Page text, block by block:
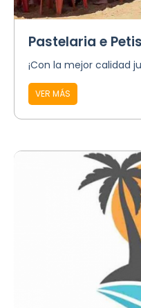
Pastelaria e
¡Con la mejor calidad
VER MÁS